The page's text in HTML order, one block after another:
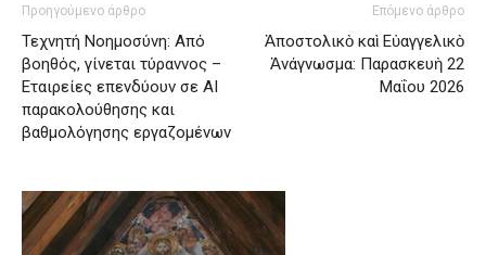
Προηγούμενο άρθρο
Τεχνητή Νοημοσύνη: Από
βοηθός, γίνεται τύραννος –
Εταιρείες επενδύουν σε AI
παρακολούθησης και
βαθμολόγησης εργαζομένων
Επόμενο άρθρο
Ἀποστολικὸ καὶ Εὐαγγελικὸ
Ἀνάγνωσμα: Παρασκευὴ 22
Μαΐου 2026